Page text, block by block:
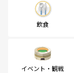
飲食
イベント・観戦